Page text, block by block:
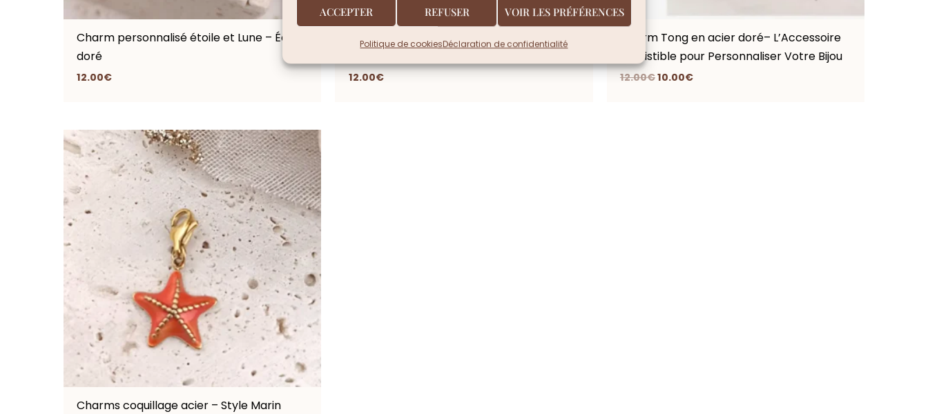
ACCEPTER REFUSER VOIR LES PRÉFÉRENCES
Politique de cookiesDéclaration de confidentialité
Charm personnalisé étoile et Lune – Éclat
doré
12.00€
Charm personnalisé nacre – Élégance
12.00€
Charm Tong en acier doré– L’Accessoire
Irrésistible pour Personnaliser Votre Bijou
12.00€10.00€
Charms coquillage acier – Style Marin